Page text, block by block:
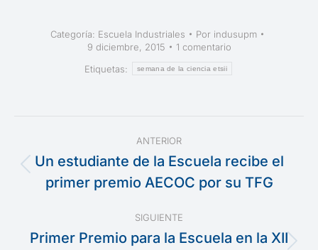
Categoría: Escuela Industriales Por indusupm
9 diciembre, 2015
1 comentario
Etiquetas:
semana de la ciencia etsii
Navegación
entre
publicaciones
ANTERIOR
anterior:
Un estudiante de la Escuela recibe el
primer premio AECOC por su TFG
SIGUIENTE
Primer Premio para la Escuela en la XII